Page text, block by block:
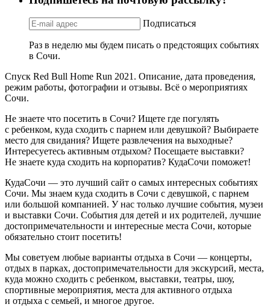
Подписаться
Раз в неделю мы будем писать о предстоящих событиях
в Сочи.
Спуск Red Bull Home Run 2021. Описание, дата проведения,
режим работы, фотографии и отзывы. Всё о мероприятиях
Сочи.
Не знаете что посетить в Сочи? Ищете где погулять
с ребенком, куда сходить с парнем или девушкой? Выбираете
место для свидания? Ищете развлечения на выходные?
Интересуетесь активным отдыхом? Посещаете выставки?
Не знаете куда сходить на корпоратив? КудаСочи поможет!
КудаСочи — это лучший сайт о самых интересных событиях
Сочи. Мы знаем куда сходить в Сочи с девушкой, с парнем
или большой компанией. У нас только лучшие события, музеи
и выставки Сочи. События для детей и их родителей, лучшие
достопримечательности и интересные места Сочи, которые
обязательно стоит посетить!
Мы советуем любые варианты отдыха в Сочи — концерты,
отдых в парках, достопримечательности для экскурсий, места,
куда можно сходить с ребенком, выставки, театры, шоу,
спортивные мероприятия, места для активного отдыха
и отдыха с семьей, и многое другое.